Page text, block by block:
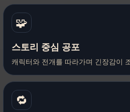
🧩
스토리 중심 공포
캐릭터와 전개를 따라가며 긴장감이
🔁